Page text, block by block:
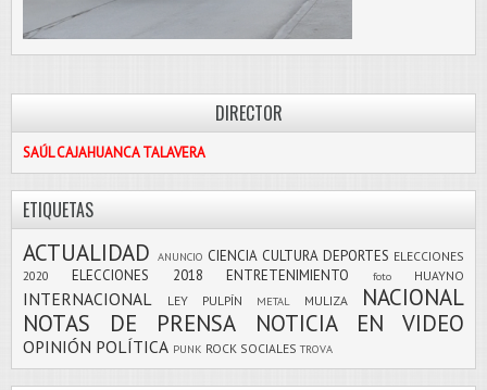
DIRECTOR
SAÚL CAJAHUANCA TALAVERA
ETIQUETAS
ACTUALIDAD ANUNCIO CIENCIA CULTURA DEPORTES ELECCIONES
2020
ELECCIONES 2018 ENTRETENIMIENTO foto HUAYNO
INTERNACIONAL LEY PULPÍN METAL MULIZA
NACIONAL
NOTAS DE PRENSA
NOTICIA EN VIDEO
OPINIÓN POLÍTICA PUNK ROCK SOCIALES TROVA